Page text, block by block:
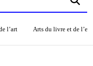
l’art Arts du livre et de